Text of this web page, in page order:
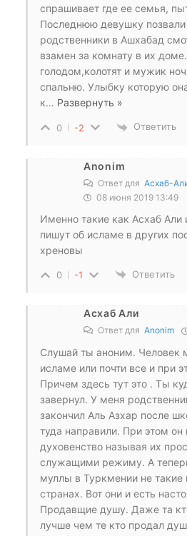
спрашивает где ее семья,
Последнюю девушку
родственники в Ашхабад
взамен за комнату в их
голодом,колотят и мужик
спальню. Улыбку которую
к… Развернуть »
0 -2 Ответить
Anonim
Ответ для Асхаб-
08 июня 2019 13:49
Именно такие как Асхаб
пишут об исламе в других
хреновы
0 -1 Ответить
Асхаб Али
Ответ для Anonim
Слушай ты аноним. Человек
исламе или почти все и при
Причем здесь тут это . Ты
завернул. У меня
закончил Аль Азхар после
туда направили. При этом он
духовенство называя их
служащими режиму. А
муллы в Туркмении не такие
странах. Вот они и есть
Продавщие душу. Даже та
лучше чем те кто продал